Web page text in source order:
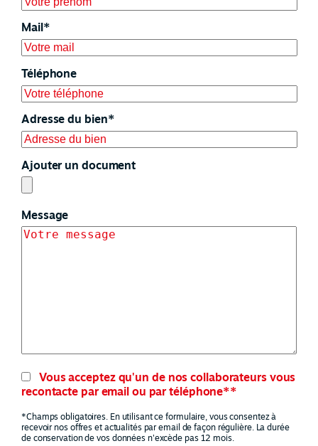
Mail*
Téléphone
Adresse du bien*
Ajouter un document
Message
Vous acceptez qu'un de nos collaborateurs vous
recontacte par email ou par téléphone**
*Champs obligatoires. En utilisant ce formulaire, vous consentez à
recevoir nos offres et actualités par email de façon régulière. La durée
de conservation de vos données n'excède pas 12 mois.